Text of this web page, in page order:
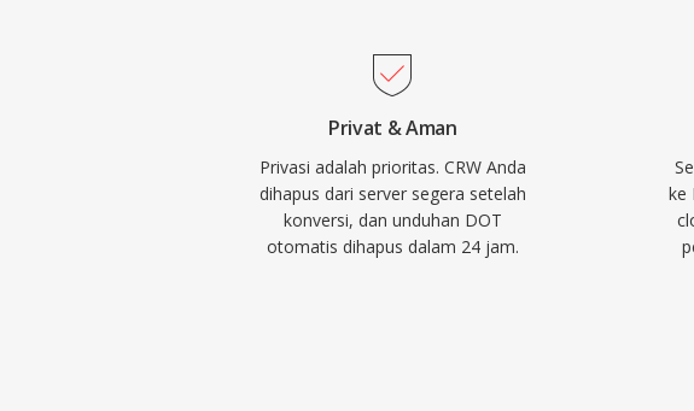
Privat & Aman
Privasi adalah prioritas. CRW Anda
dihapus dari server segera setelah
konversi, dan unduhan DOT
otomatis dihapus dalam 24 jam.
ke